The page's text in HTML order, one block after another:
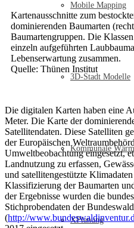
Mobile Mapping
3D-Stadt Modelle
Kommunale
XPlanung
Kartenausschnitte zum
dominierenden Baumarten
Baumartengruppen. Die
einzeln aufgeführten
Lebenserwartung zusammen.
Quelle: Thünen Institut
Die digitalen Karten haben eine
Meter. Die Karte der
Satellitendaten. Diese Satelliten
der Europäischen
Umweltbeobachtung eingesetzt,
Landnutzung zu erfassen,
und satellitengestützte
Klassifizierung der Baumarten
der Ergebnisse wurden die
Stichprobendaten der
(http://